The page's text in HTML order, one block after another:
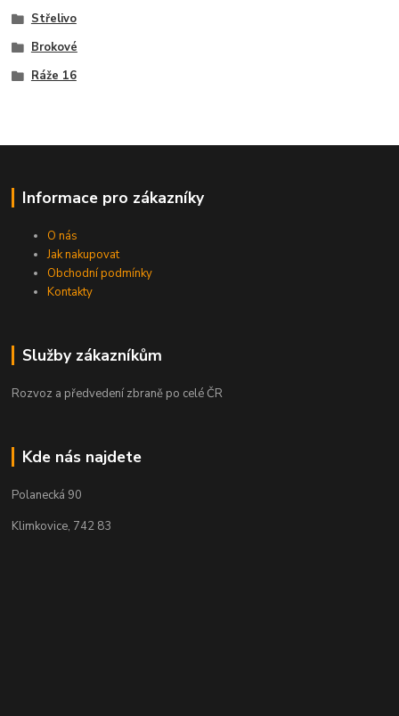
Střelivo
Brokové
Ráže 16
Informace pro zákazníky
O nás
Jak nakupovat
Obchodní podmínky
Kontakty
Služby zákazníkům
Rozvoz a předvedení zbraně po celé ČR
Kde nás najdete
Polanecká 90
Klimkovice, 742 83